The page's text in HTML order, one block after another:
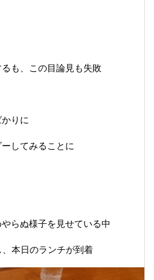
も、この目論見も失敗
りに
してみることに
らぬ様子を見せている中
本日のランチが到着